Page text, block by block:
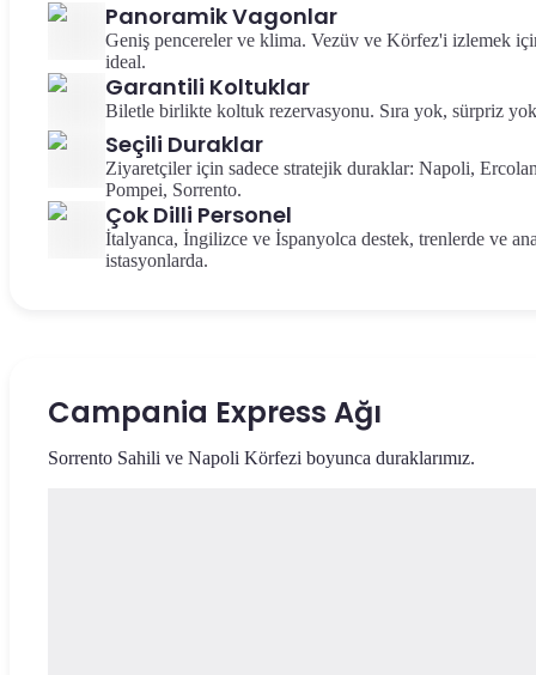
Panoramik Vagonlar
Geniş pencereler ve klima. Vezüv ve Körfez'i izlemek
ideal.
Garantili Koltuklar
Biletle birlikte koltuk rezervasyonu. Sıra yok, sürpriz
Seçili Duraklar
Ziyaretçiler için sadece stratejik duraklar: Napoli,
Pompei, Sorrento.
Çok Dilli Personel
İtalyanca, İngilizce ve İspanyolca destek, trenlerde ve
istasyonlarda.
Campania Express Ağı
Sorrento Sahili ve Napoli Körfezi boyunca duraklarımız.